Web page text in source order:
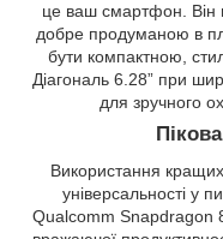
це ваш смартфон. Він
добре продуманою в
бути компактною,
Діагональ 6.28” при
для зручного
Використання
універсальності у
Qualcomm Snapdragon